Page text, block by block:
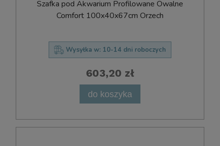
Szafka pod Akwarium Profilowane Owalne
Comfort 100x40x67cm Orzech
Wysyłka w: 10-14 dni roboczych
603,20 zł
do koszyka